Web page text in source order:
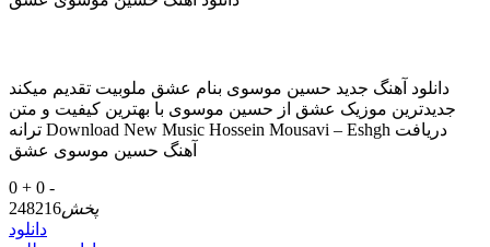
دانلود آهنگ جدید حسین موسوی بنام عشق ملوبیت تقدیم میکند
جدیدترین موزیک عشق از حسین موسوی با بهترین کیفیت و متن
ترانه Download New Music Hossein Mousavi – Eshgh دریافت
آهنگ حسین موسوی عشق
0 + 0 -
پخش248216
دانلود